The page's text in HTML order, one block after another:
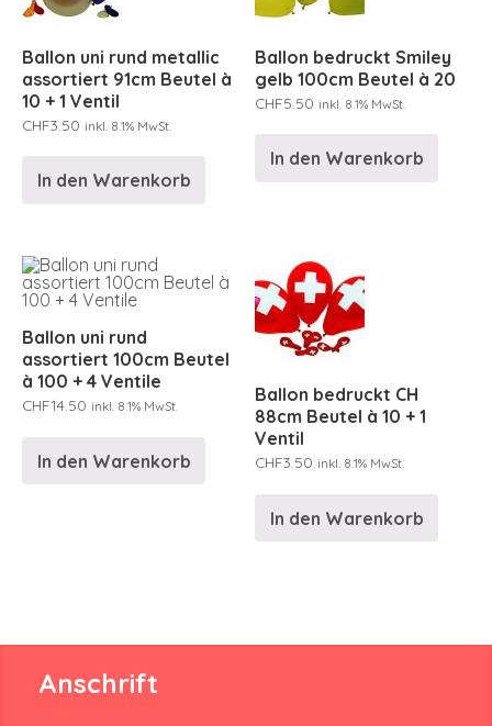
Ballon uni rund metallic
assortiert 91cm Beutel à
10 + 1 Ventil
CHF3.50 inkl. 8.1% MwSt.
In den Warenkorb
Ballon bedruckt Smiley
gelb 100cm Beutel à 20
CHF5.50 inkl. 8.1% MwSt.
In den Warenkorb
Ballon uni rund
assortiert 100cm Beutel
à 100 + 4 Ventile
CHF14.50 inkl. 8.1% MwSt.
In den Warenkorb
Ballon bedruckt CH
88cm Beutel à 10 + 1
Ventil
CHF3.50 inkl. 8.1% MwSt.
In den Warenkorb
Anschrift